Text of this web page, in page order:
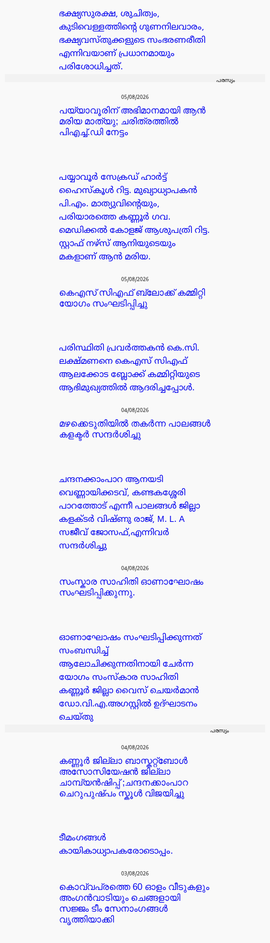
ഭക്ഷ്യസുരക്ഷ, ശുചിത്വം,
കുടിവെള്ളത്തിന്റെ ഗുണനിലവാരം,
ഭക്ഷ്യവസ്തുക്കളുടെ സംഭരണരീതി
എന്നിവയാണ് പ്രധാനമായും
പരിശോധിച്ചത്.
പരസ്യം
05/08/2026
പയ്യാവൂരിന് അഭിമാനമായി ആൻ
മരിയ മാത്യു; ചരിത്രത്തിൽ
പിഎച്ച്.ഡി നേട്ടം
പയ്യാവൂർ സേക്രഡ് ഹാർട്ട്
ഹൈസ്കൂൾ റിട്ട. മുഖ്യാധ്യാപകൻ
പി.എം. മാത്യുവിന്റെയും,
പരിയാരത്തെ കണ്ണൂർ ഗവ.
മെഡിക്കൽ കോളജ് ആശുപത്രി റിട്ട.
സ്റ്റാഫ് നഴ്സ് ആനിയുടെയും
മകളാണ് ആൻ മരിയ.
05/08/2026
കെഎസ് സിഎഫ് ബ്ലോക്ക് കമ്മിറ്റി
യോഗം സംഘടിപ്പിച്ചു
പരിസ്ഥിതി പ്രവർത്തകൻ കെ.സി.
ലക്ഷ്മണനെ കെഎസ് സിഎഫ്
ആലക്കോട ബ്ലോക്ക് കമ്മിറ്റിയുടെ
ആഭിമുഖ്യത്തിൽ ആദരിച്ചപ്പോൾ.
04/08/2026
മഴക്കെടുതിയിൽ തകർന്ന പാലങ്ങൾ
കളക്ടർ സന്ദർശിച്ചു
ചന്ദനക്കാംപാറ ആനയടി
വെണ്ണായിക്കടവ്, കണ്ടകശ്ശേരി
പാറത്തോട് എന്നീ പാലങ്ങൾ ജില്ലാ
കളക്ടർ വിഷ്ണു രാജ്, M. L. A
സജീവ് ജോസഫ്,എന്നിവർ
സന്ദർശിച്ചു
04/08/2026
സംസ്കാര സാഹിതി ഓണാഘോഷം
സംഘടിപ്പിക്കുന്നു.
ഓണാഘോഷം സംഘടിപ്പിക്കുന്നത്
സംബന്ധിച്ച്
ആലോചിക്കുന്നതിനായി ചേർന്ന
യോഗം സംസ്കാര സാഹിതി
കണ്ണൂർ ജില്ലാ വൈസ് ചെയർമാൻ
ഡോ.വി.എ.അഗസ്റ്റിൽ ഉദ്ഘാടനം
ചെയ്തു
പരസ്യം
04/08/2026
കണ്ണൂർ ജില്ലാ ബാസ്കറ്റ്ബോൾ
അസോസിയേഷൻ ജില്ലാ
ചാമ്പ്യൻഷിപ്പ് ;ചന്ദനക്കാംപാറ
ചെറുപുഷ്പം സ്കൂൾ വിജയിച്ചു
ടീമംഗങ്ങൾ
കായികാധ്യാപകരോടൊപ്പം.
03/08/2026
കൊവ്വപ്രത്തെ 60 ഓളം വീടുകളും
അംഗൻവാടിയും ചെങ്ങളായി
സജ്ജം ടീം സേനാംഗങ്ങൾ
വൃത്തിയാക്കി